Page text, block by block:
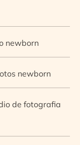
newborn
newborn
de fotografia